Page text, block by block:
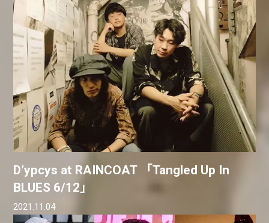
D’ypcys at RAINCOAT 「Tangled Up In
BLUES 6/12」
2021.11.04